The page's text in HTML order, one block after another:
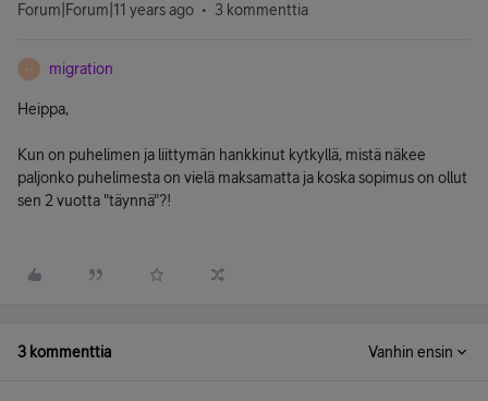
Forum|Forum|11 years ago 3 kommenttia
M migration
Heippa,
Kun on puhelimen ja liittymän hankkinut kytkyllä, mistä näkee
paljonko puhelimesta on vielä maksamatta ja koska sopimus on ollut
sen 2 vuotta "täynnä"?!
3 kommenttia Vanhin ensin